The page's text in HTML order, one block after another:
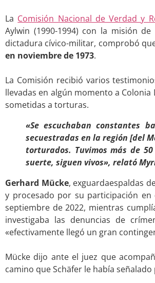
La Comisión Nacional de Verdad y
Aylwin (1990-1994) con la misión
dictadura cívico-militar, comprobó
en noviembre de 1973.
La Comisión recibió varios
llevadas en algún momento a
sometidas a torturas.
«Se escuchaban constantes
secuestradas en la región [del
torturados. Tuvimos más de
suerte, siguen vivos», relató
Gerhard Mücke, exguardaespaldas
y procesado por su participación
septiembre de 2022, mientras
investigaba las denuncias de
«efectivamente llegó un gran
Mücke dijo ante el juez que
camino que Schäfer le había